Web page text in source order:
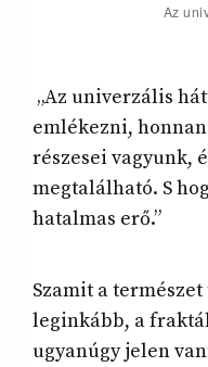
Az
„Az univerzális
emlékezni,
részesei vagyunk,
megtalálható. S
hatalmas erő.”
Szamit a
leginkább, a
ugyanúgy jelen